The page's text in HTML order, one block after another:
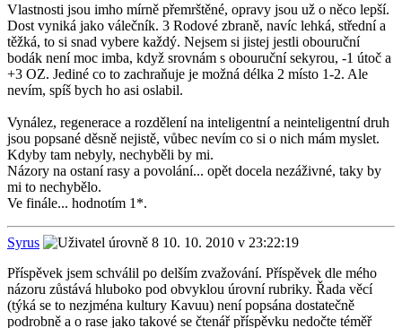
Vlastnosti jsou imho mírně přemrštěné, opravy jsou už o něco lepší.
Dost vyniká jako válečník. 3 Rodové zbraně, navíc lehká, střední a
těžká, to si snad vybere každý. Nejsem si jistej jestli obouruční
bodák není moc imba, když srovnám s obouruční sekyrou, -1 útoč a
+3 OZ. Jediné co to zachraňuje je možná délka 2 místo 1-2. Ale
nevím, spíš bych ho asi oslabil.
Vynález, regenerace a rozdělení na inteligentní a neinteligentní druh
jsou popsané děsně nejistě, vůbec nevím co si o nich mám myslet.
Kdyby tam nebyly, nechyběli by mi.
Názory na ostaní rasy a povolání... opět docela nezáživné, taky by
mi to nechybělo.
Ve finále... hodnotím 1*.
Syrus
10. 10. 2010 v 23:22:19
Příspěvek jsem schválil po delším zvažování. Příspěvek dle mého
názoru zůstává hluboko pod obvyklou úrovní rubriky. Řada věcí
(týká se to nezjména kultury Kavuu) není popsána dostatečně
podrobně a o rase jako takové se čtenář příspěvku nedočte téměř